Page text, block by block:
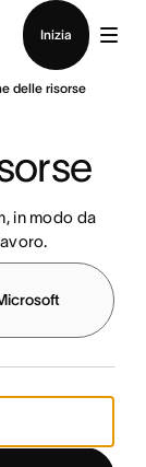
Inizia
delle risorse
in modo da